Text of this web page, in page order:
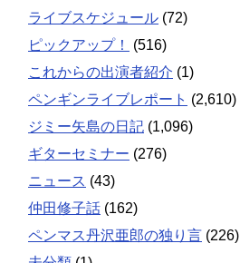
ライブスケジュール (72)
ピックアップ！
(516)
これからの出演者紹介 (1)
ペンギンライブレポート (2,610)
ジミー矢島の日記 (1,096)
ギターセミナー (276)
ニュース (43)
仲田修子話 (162)
ペンマス丹沢亜郎の独り言 (226)